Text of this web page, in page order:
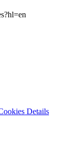
Details